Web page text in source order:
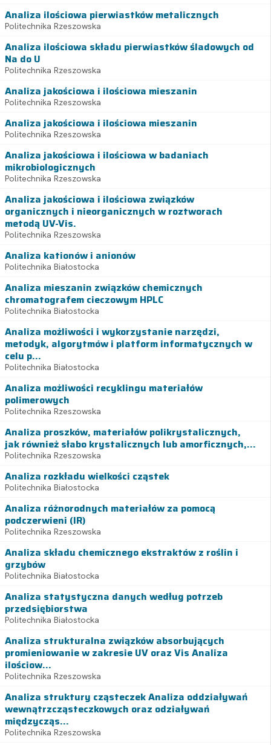
Analiza ilościowa pierwiastków metalicznych
Politechnika Rzeszowska
Analiza ilościowa składu pierwiastków śladowych od
Na do U
Politechnika Rzeszowska
Analiza jakościowa i ilościowa mieszanin
Politechnika Rzeszowska
Analiza jakościowa i ilościowa mieszanin
Politechnika Rzeszowska
Analiza jakościowa i ilościowa w badaniach
mikrobiologicznych
Politechnika Rzeszowska
Analiza jakościowa i ilościowa związków
organicznych i nieorganicznych w roztworach
metodą UV-Vis.
Politechnika Rzeszowska
Analiza kationów i anionów
Politechnika Białostocka
Analiza mieszanin związków chemicznych
chromatografem cieczowym HPLC
Politechnika Białostocka
Analiza możliwości i wykorzystanie narzędzi,
metodyk, algorytmów i platform informatycznych w
celu p...
Politechnika Białostocka
Analiza możliwości recyklingu materiałów
polimerowych
Politechnika Rzeszowska
Analiza proszków, materiałów polikrystalicznych,
jak również słabo krystalicznych lub amorficznych,...
Politechnika Rzeszowska
Analiza rozkładu wielkości cząstek
Politechnika Białostocka
Analiza różnorodnych materiałów za pomocą
podczerwieni (IR)
Politechnika Rzeszowska
Analiza składu chemicznego ekstraktów z roślin i
grzybów
Politechnika Białostocka
Analiza statystyczna danych według potrzeb
przedsiębiorstwa
Politechnika Białostocka
Analiza strukturalna związków absorbujących
promieniowanie w zakresie UV oraz Vis Analiza
ilościow...
Politechnika Rzeszowska
Analiza struktury cząsteczek Analiza oddziaływań
wewnątrzcząsteczkowych oraz odziaływań
międzycząs...
Politechnika Rzeszowska